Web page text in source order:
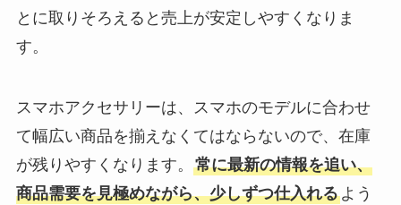
とに取りそろえると売上が安定しやすくなりま
す。
スマホアクセサリーは、スマホのモデルに合わせ
て幅広い商品を揃えなくてはならないので、在庫
が残りやすくなります。 常に最新の情報を追い、
商品需要を見極めながら、少しずつ仕入れるよう